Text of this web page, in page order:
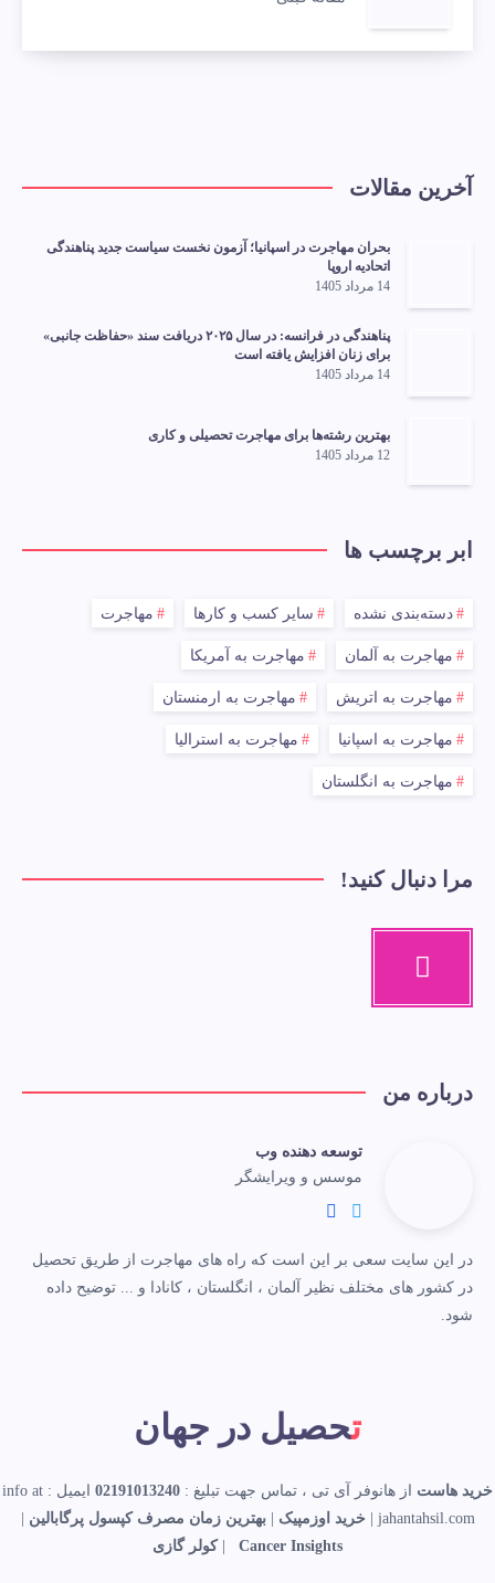
آخرین مقالات
بحران مهاجرت در اسپانیا؛ آزمون نخست سیاست جدید پناهندگی
اتحادیه اروپا
14 مرداد 1405
پناهندگی در فرانسه: در سال ۲۰۲۵ دریافت سند «حفاظت جانبی»
برای زنان افزایش یافته است
14 مرداد 1405
بهترین رشته‌ها برای مهاجرت تحصیلی و کاری
12 مرداد 1405
ابر برچسب ها
دسته‌بندی نشده سایر کسب و کارها مهاجرت
مهاجرت به آلمان مهاجرت به آمریکا
مهاجرت به اتریش مهاجرت به ارمنستان
مهاجرت به اسپانیا مهاجرت به استرالیا
مهاجرت به انگلستان
مرا دنبال کنید!
درباره من
توسعه دهنده وب
موسس و ویرایشگر
در این سایت سعی بر این است که راه های مهاجرت از طریق تحصیل
در کشور های مختلف نظیر آلمان ، انگلستان ، کانادا و ... توضیح داده
شود.
تحصیل در جهان
خرید هاست از هانوفر آی تی ، تماس جهت تبلیغ : 02191013240
ایمیل : info at
jahantahsil.com |
خرید اوزمپیک |بهترین زمان مصرف کپسول پرگابالین
Cancer Insights
کولر گازی